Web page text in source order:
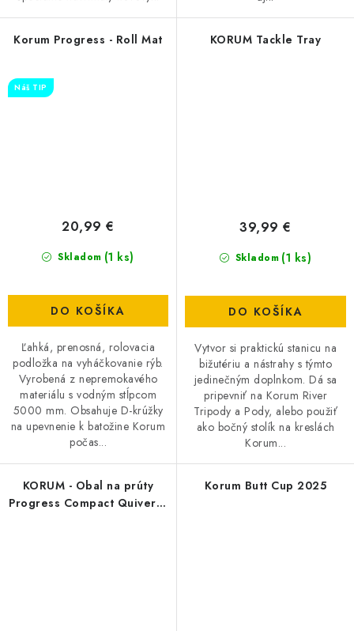
Korum Progress - Roll Mat
Náš TIP
Skladom (1 ks)
20,99 €
DO KOŠÍKA
Ľahká, prenosná, rolovacia
podložka na vyháčkovanie rýb.
Vyrobená z nepremokavého
materiálu s vodným stĺpcom
5000 mm. Obsahuje D-krúžky
na upevnenie k batožine Korum
počas...
KORUM Tackle Tray
Skladom (1 ks)
39,99 €
DO KOŠÍKA
Vytvor si praktickú stanicu na
bižutériu a nástrahy s týmto
jedinečným doplnkom. Dá sa
pripevniť na Korum River
Tripody a Pody, alebo použiť
ako bočný stolík na kreslách
Korum...
KORUM - Obal na prúty
Progress Compact Quiver 2
Korum Butt Cup 2025